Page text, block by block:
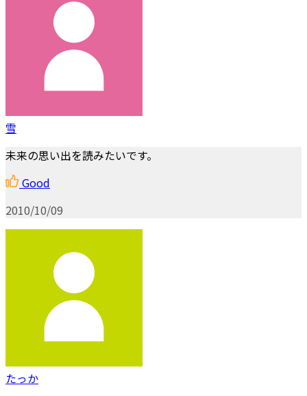
雪
未来の思い出を読みたいです。
Good
2010/10/09
たっか